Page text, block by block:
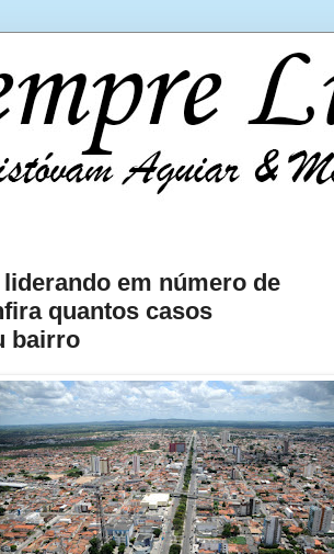
em número de
quantos casos
bairro